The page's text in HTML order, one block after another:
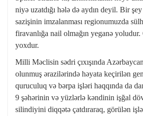
niyə uzatdığı hələ də aydın deyil. Bir
sazişinin imzalanması regionumuzda
firavanlığa nail olmağın yeganə
yoxdur.
Milli Məclisin sədri çıxışında
olunmuş ərazilərində həyata keçirilən
quruculuq və bərpa işləri haqqında da
9 şəhərinin və yüzlərlə kəndinin işğal
silindiyini diqqətə çatdıraraq, görülən